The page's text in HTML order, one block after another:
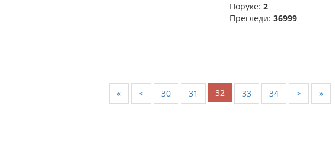
Поруке: 2
Прегледи: 36999
« < 30 31 32 33 34 > »